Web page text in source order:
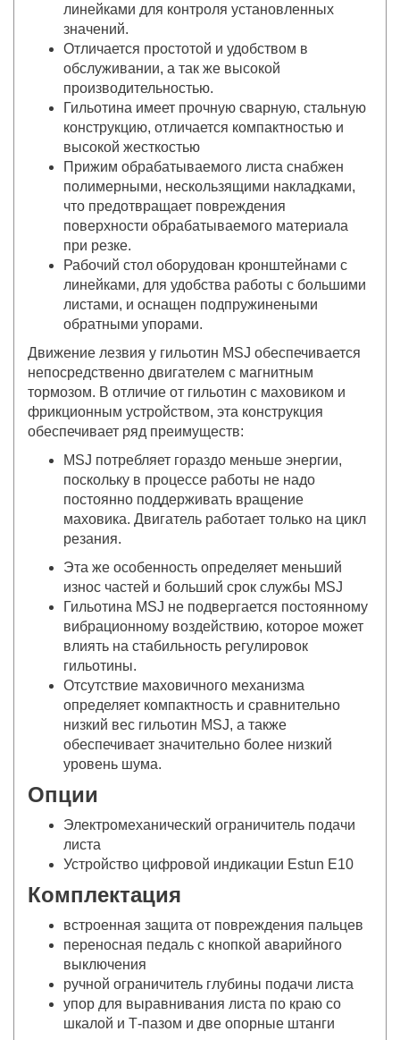
линейками для контроля установленных
значений.
Отличается простотой и удобством в
обслуживании, а так же высокой
производительностью.
Гильотина имеет прочную сварную, стальную
конструкцию, отличается компактностью и
высокой жесткостью
Прижим обрабатываемого листа снабжен
полимерными, нескользящими накладками,
что предотвращает повреждения
поверхности обрабатываемого материала
при резке.
Рабочий стол оборудован кронштейнами с
линейками, для удобства работы с большими
листами, и оснащен подпружинеными
обратными упорами.
Движение лезвия у гильотин MSJ обеспечивается
непосредственно двигателем с магнитным
тормозом. В отличие от гильотин с маховиком и
фрикционным устройством, эта конструкция
обеспечивает ряд преимуществ:
MSJ потребляет гораздо меньше энергии,
поскольку в процессе работы не надо
постоянно поддерживать вращение
маховика. Двигатель работает только на цикл
резания.
Эта же особенность определяет меньший
износ частей и больший срок службы MSJ
Гильотина MSJ не подвергается постоянному
вибрационному воздействию, которое может
влиять на стабильность регулировок
гильотины.
Отсутствие маховичного механизма
определяет компактность и сравнительно
низкий вес гильотин MSJ, а также
обеспечивает значительно более низкий
уровень шума.
Опции
Электромеханический ограничитель подачи
листа
Устройство цифровой индикации Estun E10
Комплектация
встроенная защита от повреждения пальцев
переносная педаль с кнопкой аварийного
выключения
ручной ограничитель глубины подачи листа
упор для выравнивания листа по краю со
шкалой и Т-пазом и две опорные штанги